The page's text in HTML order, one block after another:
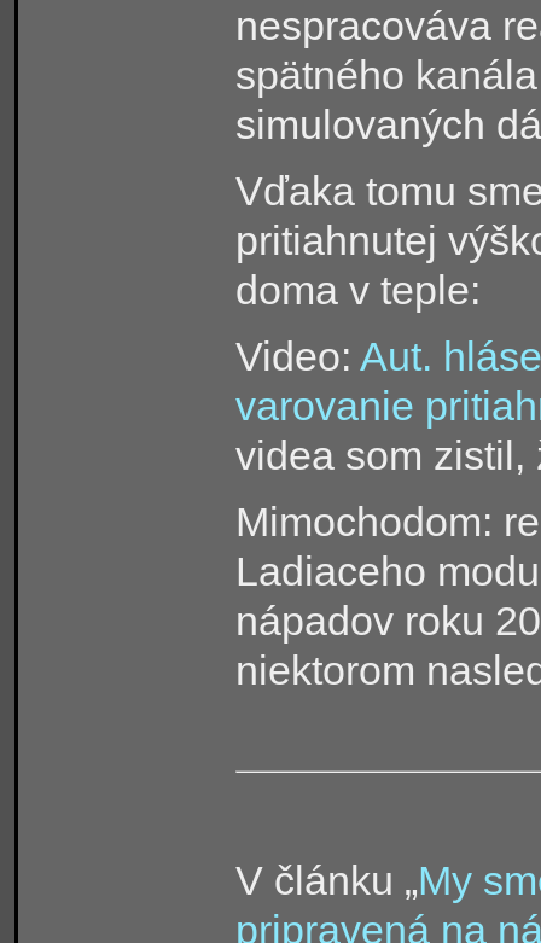
nespracováva
spätného
simulovaných
Vďaka tomu
pritiahnutej
doma v teple:
Video: Aut.
varovanie
videa som
Mimochodom:
Ladiaceho
nápadov roku
niektorom
V článku „My
pripravená na